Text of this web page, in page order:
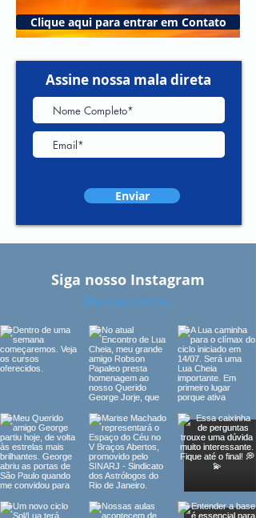
Clique aqui para entrar em Contato
Assine nossa mala direta
Enviar
Siga nosso Instagram
@espacodoceu